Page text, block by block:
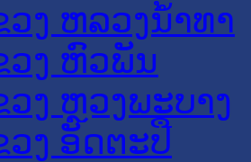
ງ ຫລວງນໍ້າທາ
ວງ ຫົວພັນ
ງ ຫຼວງພະບາງ
ວງ ອັດຕະປື